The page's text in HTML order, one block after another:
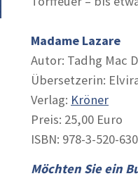
Madame Lazare
Autor: Tadhg Mac
Übersetzerin:
Verlag: Kröner
Preis: 25,00 Euro
ISBN: 978-3-520-
Möchten Sie ein